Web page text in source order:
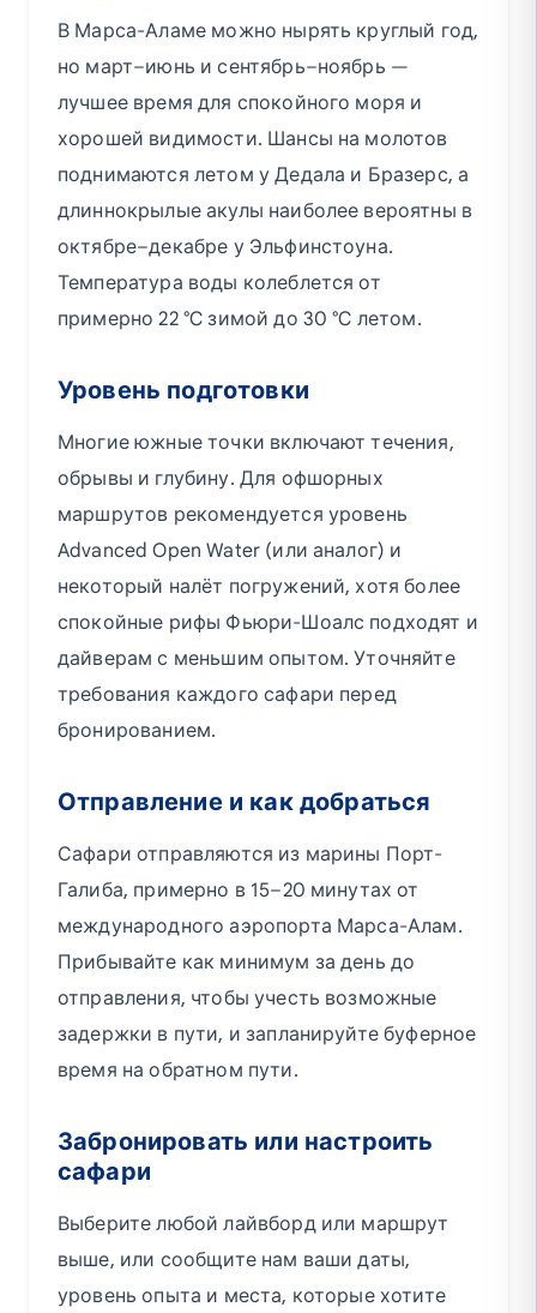
В Марса-Аламе можно нырять круглый год,
но март–июнь и сентябрь–ноябрь —
лучшее время для спокойного моря и
хорошей видимости. Шансы на молотов
поднимаются летом у Дедала и Бразерс, а
длиннокрылые акулы наиболее вероятны в
октябре–декабре у Эльфинстоуна.
Температура воды колеблется от
примерно 22 °C зимой до 30 °C летом.
Уровень подготовки
Многие южные точки включают течения,
обрывы и глубину. Для офшорных
маршрутов рекомендуется уровень
Advanced Open Water (или аналог) и
некоторый налёт погружений, хотя более
спокойные рифы Фьюри-Шоалс подходят и
дайверам с меньшим опытом. Уточняйте
требования каждого сафари перед
бронированием.
Отправление и как добраться
Сафари отправляются из марины Порт-
Галиба, примерно в 15–20 минутах от
международного аэропорта Марса-Алам.
Прибывайте как минимум за день до
отправления, чтобы учесть возможные
задержки в пути, и запланируйте буферное
время на обратном пути.
Забронировать или настроить
сафари
Выберите любой лайвборд или маршрут
выше, или сообщите нам ваши даты,
уровень опыта и места, которые хотите